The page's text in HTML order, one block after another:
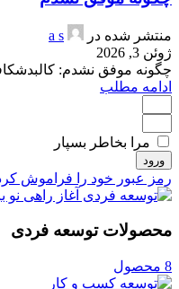
منتشر شده در
a s
ژوئن 3, 2026
چگونه موفق نشدم:
ادامه مطلب
مرا بخاطر بسپار
ورود
رمز عبور خود را فراموش
محصولات توسعه فردی
8 محصول